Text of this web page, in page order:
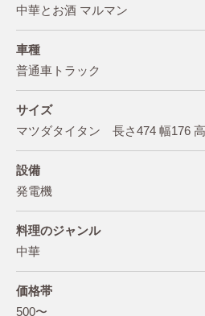
中華とお酒 マルマン
車種
普通車トラック
サイズ
マツダタイタン 長さ474 幅176
設備
発電機
料理のジャンル
中華
価格帯
500〜